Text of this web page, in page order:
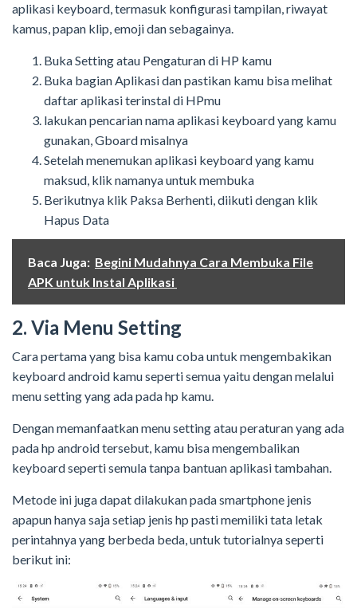
aplikasi keyboard, termasuk konfigurasi tampilan, riwayat
kamus, papan klip, emoji dan sebagainya.
Buka Setting atau Pengaturan di HP kamu
Buka bagian Aplikasi dan pastikan kamu bisa melihat
daftar aplikasi terinstal di HPmu
lakukan pencarian nama aplikasi keyboard yang kamu
gunakan, Gboard misalnya
Setelah menemukan aplikasi keyboard yang kamu
maksud, klik namanya untuk membuka
Berikutnya klik Paksa Berhenti, diikuti dengan klik
Hapus Data
Baca Juga: Begini Mudahnya Cara Membuka File
APK untuk Instal Aplikasi
2. Via Menu Setting
Cara pertama yang bisa kamu coba untuk mengembakikan
keyboard android kamu seperti semua yaitu dengan melalui
menu setting yang ada pada hp kamu.
Dengan memanfaatkan menu setting atau peraturan yang ada
pada hp android tersebut, kamu bisa mengembalikan
keyboard seperti semula tanpa bantuan aplikasi tambahan.
Metode ini juga dapat dilakukan pada smartphone jenis
apapun hanya saja setiap jenis hp pasti memiliki tata letak
perintahnya yang berbeda beda, untuk tutorialnya seperti
berikut ini: